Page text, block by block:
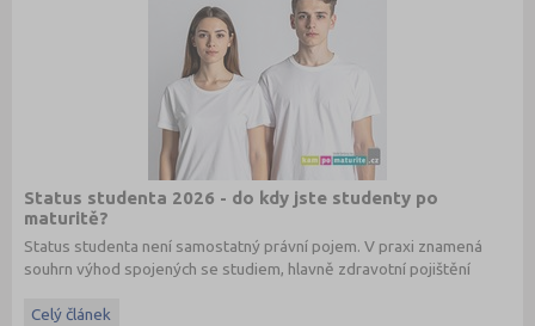
Status studenta 2026 - do kdy jste studenty po
maturitě?
Status studenta není samostatný právní pojem. V praxi znamená
souhrn výhod spojených se studiem, hlavně zdravotní pojištění
Celý článek